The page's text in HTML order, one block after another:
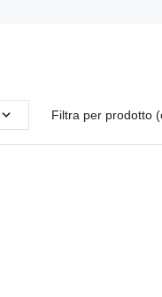
Filtra per prodotto